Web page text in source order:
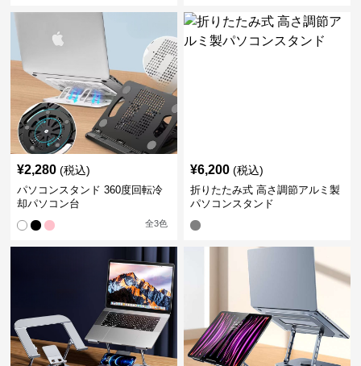
¥2,280 (税込)
パソコンスタンド 360度回転冷
却パソコン台
全3色
¥6,200 (税込)
折りたたみ式 高さ調節アルミ製
パソコンスタンド